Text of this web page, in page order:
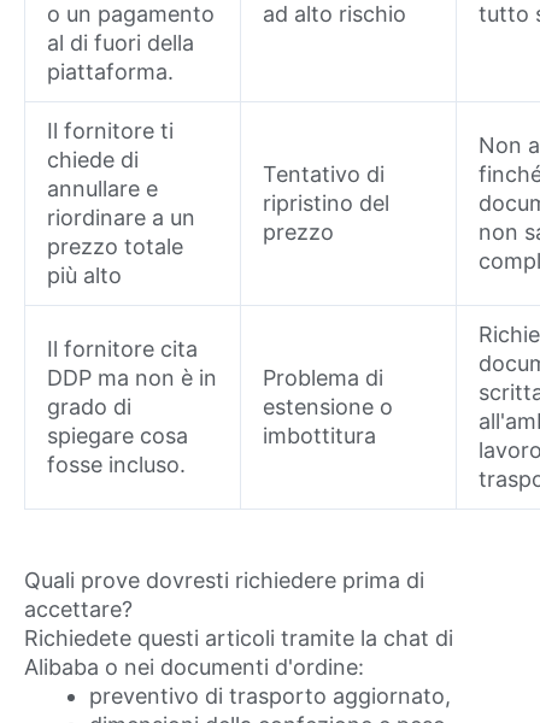
o un pagamento
al di fuori della
piattaforma.
ad alto rischio
tutto
Il fornitore ti
chiede di
annullare e
riordinare a un
prezzo totale
più alto
Tentativo di
ripristino del
prezzo
Non
non
Il fornitore cita
DDP ma non è in
grado di
spiegare cosa
fosse incluso.
Problema di
estensione o
imbottitura
Quali prove dovresti richiedere prima di
accettare?
Richiedete questi articoli tramite la chat di
Alibaba o nei documenti d'ordine:
preventivo di trasporto aggiornato,